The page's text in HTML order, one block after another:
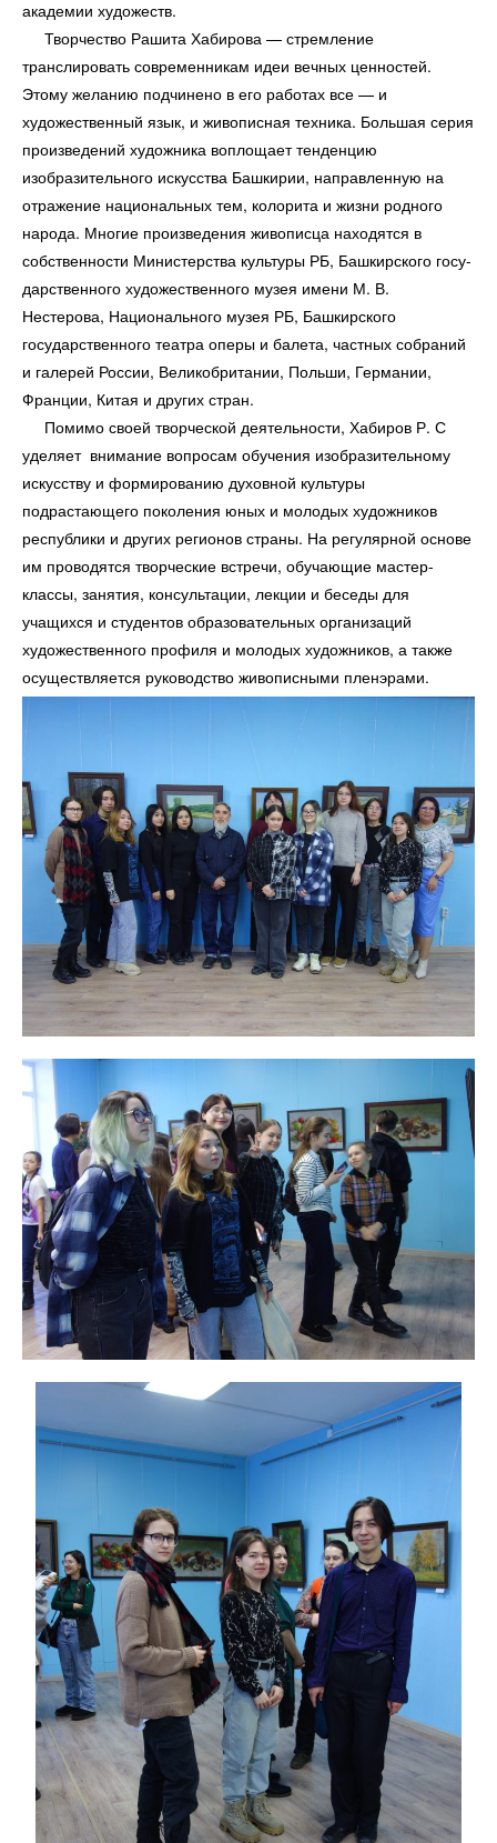
академии художеств.
Творчество Рашита Хабирова — стремление
транслировать современникам идеи вечных ценностей.
Этому желанию подчинено в его работах все — и
художественный язык, и живописная техника. Боль­шая серия
произведений художника воплощает тенденцию
изобразительного искусства Башкирии, направленную на
отражение национальных тем, колорита и жизни родного
народа. Многие про­изведения живописца находятся в
собственности Министерства культуры РБ, Башкирского госу­
дарственного художественного музея имени М. В.
Нестерова, Национального музея РБ, Башкирско­го
государственного театра оперы и балета, частных собраний
и галерей России, Великобритании, Польши, Германии,
Франции, Китая и других стран.
Помимо своей творческой деятельности, Хабиров Р. С
уделяет внимание вопросам обучения изобразительному
искусству и формированию духовной культуры
подрастающего поколения юных и молодых художников
республики и других регионов страны. На регулярной основе
им прово­дятся творческие встречи, обучающие мастер-
классы, занятия, консультации, лекции и беседы для
учащихся и студентов образовательных организаций
художественного профиля и молодых художников, а также
осуществляется руководство живописными пленэрами.